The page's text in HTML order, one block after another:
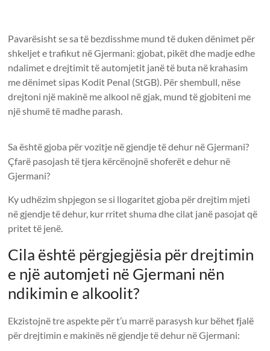
Pavarësisht se sa të bezdisshme mund të duken dënimet për
shkeljet e trafikut në Gjermani: gjobat, pikët dhe madje edhe
ndalimet e drejtimit të automjetit janë të buta në krahasim
me dënimet sipas Kodit Penal (StGB). Për shembull, nëse
drejtoni një makinë me alkool në gjak, mund të gjobiteni me
një shumë të madhe parash.
Sa është gjoba për vozitje në gjendje të dehur në Gjermani?
Çfarë pasojash të tjera kërcënojnë shoferët e dehur në
Gjermani?
Ky udhëzim shpjegon se si llogaritet gjoba për drejtim mjeti
në gjendje të dehur, kur rritet shuma dhe cilat janë pasojat që
pritet të jenë.
Cila është përgjegjësia për drejtimin
e një automjeti në Gjermani nën
ndikimin e alkoolit?
Ekzistojnë tre aspekte për t’u marrë parasysh kur bëhet fjalë
për drejtimin e makinës në gjendje të dehur në Gjermani: